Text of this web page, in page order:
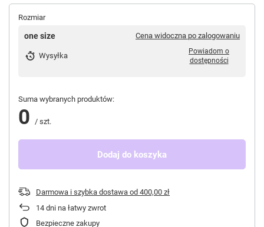
Rozmiar
one size Cena widoczna po zalogowaniu
Wysyłka
Powiadom o
dostępności
Suma wybranych produktów:
0 / szt.
Dodaj do koszyka
Darmowa i szybka dostawa od 400,00 zł
14 dni na łatwy zwrot
Bezpieczne zakupy